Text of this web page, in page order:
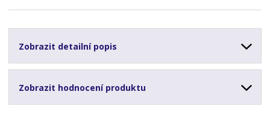
Zobrazit detailní popis
Zobrazit hodnocení produktu